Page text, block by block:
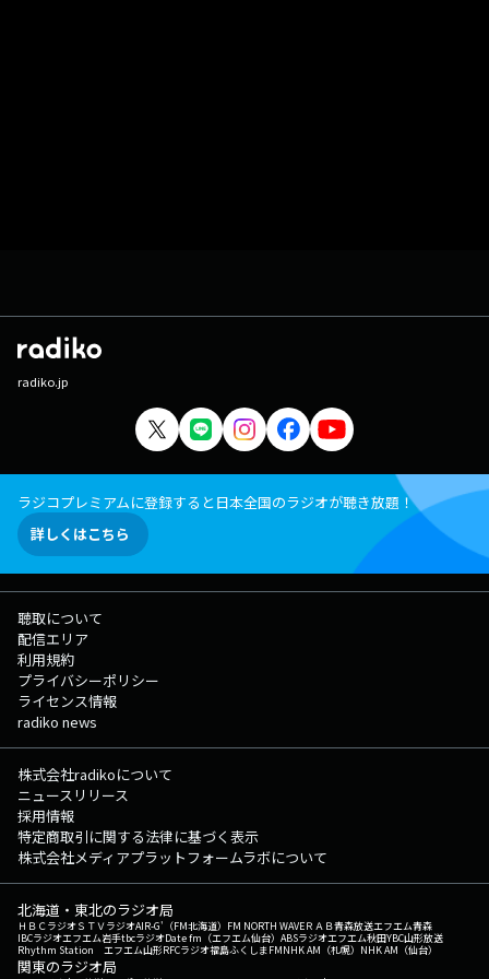
radiko.jp
ラジコプレミアムに登録すると日本全国のラジオが聴き放題！
詳しくはこちら
聴取について
配信エリア
利用規約
プライバシーポリシー
ライセンス情報
radiko news
株式会社radikoについて
ニュースリリース
採用情報
特定商取引に関する法律に基づく表示
株式会社メディアプラットフォームラボについて
北海道・東北のラジオ局
ＨＢＣラジオＳＴＶラジオAIR-G'（FM北海道） FM NORTH WAVEＲＡＢ青森放送エフエム青森
IBCラジオエフエム岩手tbcラジオDate fm（エフエム仙台） ABSラジオエフエム秋田YBC山形放送
Rhythm Station エフエム山形RFCラジオ福島ふくしまFMNHK AM（札幌） NHK AM（仙台）
関東のラジオ局